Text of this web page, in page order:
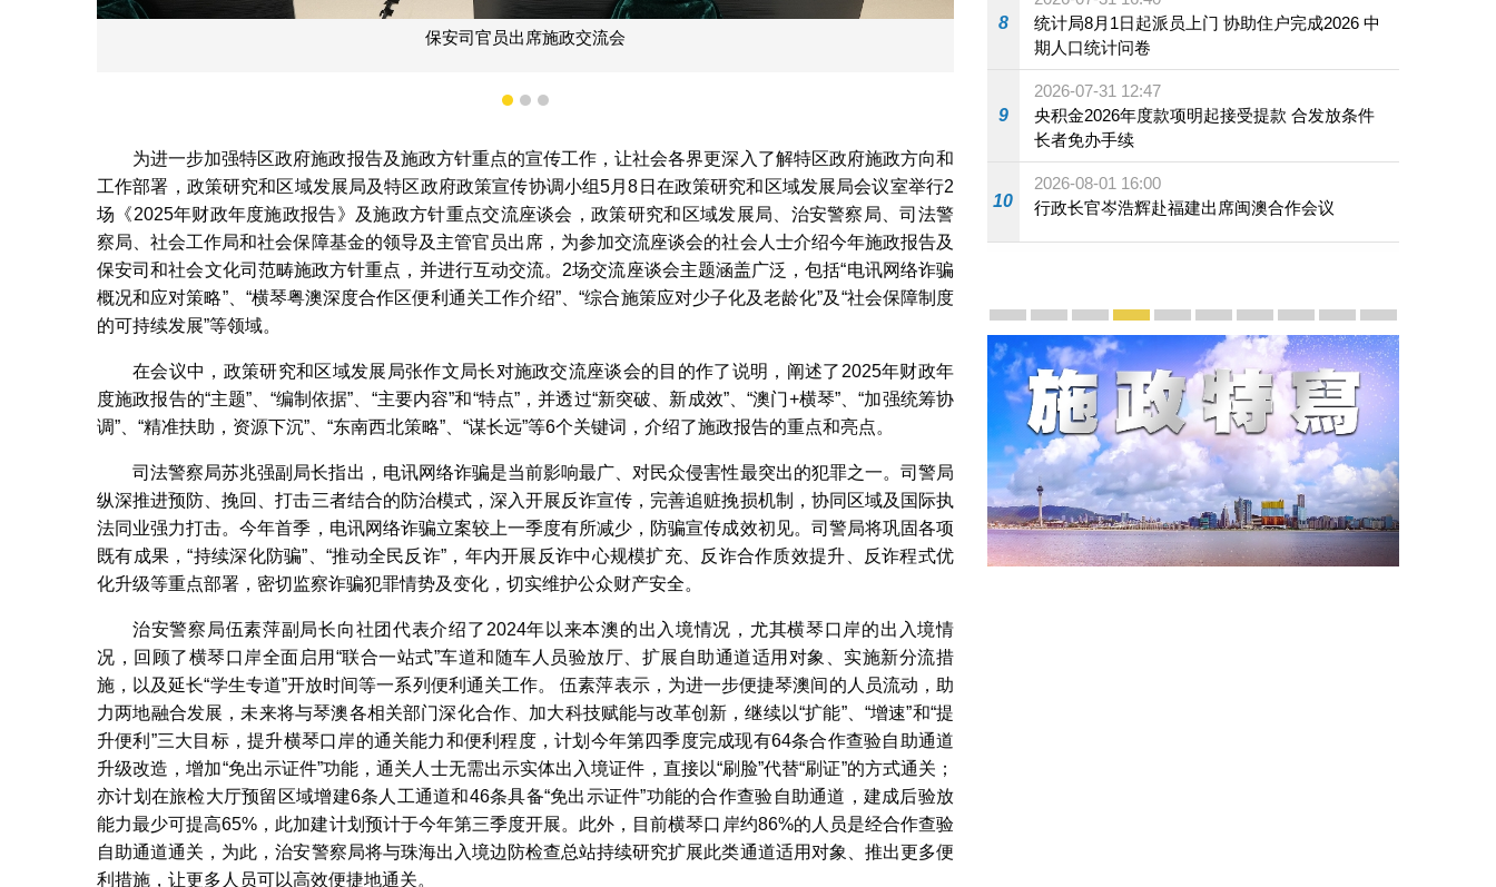
保安司官员出席施政交流会
1 2 3
为进一步加强特区政府施政报告及施政方针重点的宣传工作，让社会各界更深入了解特区政府施政方向和
工作部署，政策研究和区域发展局及特区政府政策宣传协调小组5月8日在政策研究和区域发展局会议室举行2
场《2025年财政年度施政报告》及施政方针重点交流座谈会，政策研究和区域发展局、治安警察局、司法警
察局、社会工作局和社会保障基金的领导及主管官员出席，为参加交流座谈会的社会人士介绍今年施政报告及
保安司和社会文化司范畴施政方针重点，并进行互动交流。2场交流座谈会主题涵盖广泛，包括“电讯网络诈骗
概况和应对策略”、“横琴粤澳深度合作区便利通关工作介绍”、“综合施策应对少子化及老龄化”及“社会保障制度
的可持续发展”等领域。
在会议中，政策研究和区域发展局张作文局长对施政交流座谈会的目的作了说明，阐述了2025年财政年
度施政报告的“主题”、“编制依据”、“主要内容”和“特点”，并透过“新突破、新成效”、“澳门+横琴”、“加强统筹协
调”、“精准扶助，资源下沉”、“东南西北策略”、“谋长远”等6个关键词，介绍了施政报告的重点和亮点。
司法警察局苏兆强副局长指出，电讯网络诈骗是当前影响最广、对民众侵害性最突出的犯罪之一。司警局
纵深推进预防、挽回、打击三者结合的防治模式，深入开展反诈宣传，完善追赃挽损机制，协同区域及国际执
法同业强力打击。今年首季，电讯网络诈骗立案较上一季度有所减少，防骗宣传成效初见。司警局将巩固各项
既有成果，“持续深化防骗”、“推动全民反诈”，年内开展反诈中心规模扩充、反诈合作质效提升、反诈程式优
化升级等重点部署，密切监察诈骗犯罪情势及变化，切实维护公众财产安全。
治安警察局伍素萍副局长向社团代表介绍了2024年以来本澳的出入境情况，尤其横琴口岸的出入境情
况，回顾了横琴口岸全面启用“联合一站式”车道和随车人员验放厅、扩展自助通道适用对象、实施新分流措
施，以及延长“学生专道”开放时间等一系列便利通关工作。 伍素萍表示，为进一步便捷琴澳间的人员流动，助
力两地融合发展，未来将与琴澳各相关部门深化合作、加大科技赋能与改革创新，继续以“扩能”、“增速”和“提
升便利”三大目标，提升横琴口岸的通关能力和便利程度，计划今年第四季度完成现有64条合作查验自助通道
升级改造，增加“免出示证件”功能，通关人士无需出示实体出入境证件，直接以“刷脸”代替“刷证”的方式通关；
亦计划在旅检大厅预留区域增建6条人工通道和46条具备“免出示证件”功能的合作查验自助通道，建成后验放
能力最少可提高65%，此加建计划预计于今年第三季度开展。此外，目前横琴口岸约86%的人员是经合作查验
自助通道通关，为此，治安警察局将与珠海出入境边防检查总站持续研究扩展此类通道适用对象、推出更多便
利措施，让更多人员可以高效便捷地通关。
8
统计局8月1日起派员上门 协助住户完成2026 中
期人口统计问卷
9
2026-07-31 12:47
央积金2026年度款项明起接受提款 合发放条件
长者免办手续
10
2026-08-01 16:00
行政长官岑浩辉赴福建出席闽澳合作会议
宣传及推广
赓续中葡传统友谊 续写“一国两制”新篇章 — 澳门“一国
澳门名片集
行政长官岑浩辉11月18日发表2026年施政报
施政特写澳门特别行政区经济和社会发展第
横琴粤澳深度合作区专题网站
施政小讲堂
走进澳门澳门相簿2020
《澳门微视